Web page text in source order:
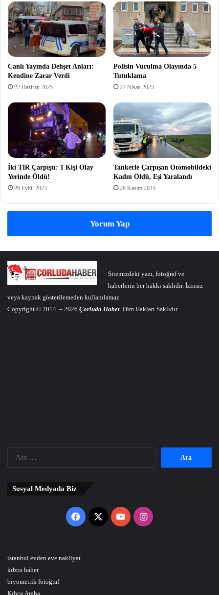
Canlı Yayında Dehşet Anları:
Kendine Zarar Verdi
22 Haziran 2025
Polisin Vurulma Olayında 5
Tutuklama
27 Nisan 2023
İki TIR Çarpıştı: 1 Kişi Olay
Yerinde Öldü!
26 Eylül 2023
Tankerle Çarpışan Otomobildeki
Kadın Öldü, Eşi Yaralandı
28 Kasım 2025
Yorum Yap
Sitemizdeki yazı, fotoğraf ve
haberlerin her hakkı saklıdır. İzinsiz
veya kaynak gösterilemeden kullanılamaz.
Copyright © 2014 – 2026 Çorluda Haber Tüm Hakları Saklıdır.
Sosyal Medyada Biz
Facebook
X YouTubeInstagram
istanbul evden eve nakliyat
kıbrıs haber
biyometrik fotoğraf
Kıbrıs Araba